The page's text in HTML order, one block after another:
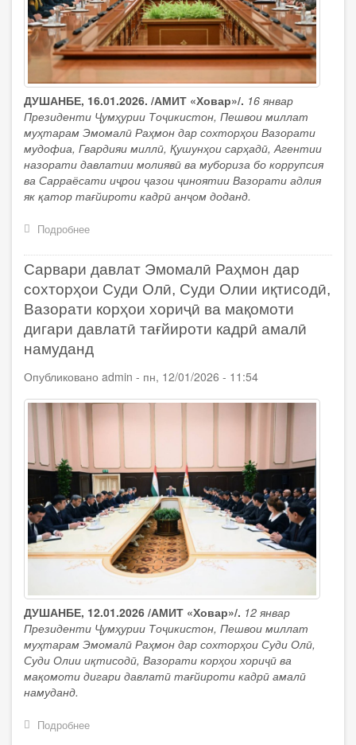
ДУШАНБЕ, 16.01.2026. /АМИТ «Ховар»/. 16 январ
Президенти Ҷумҳурии Тоҷикистон, Пешвои миллат
муҳтарам Эмомалӣ Раҳмон дар сохторҳои Вазорати
мудофиа, Гвардияи миллӣ, Қушунҳои сарҳадӣ, Агентии
назорати давлатии молиявӣ ва мубориза бо коррупсия
ва Сарраёсати иҷрои ҷазои ҷиноятии Вазорати адлия
як қатор тағйироти кадрӣ анҷом доданд.
Подробнее
давлат
Эмомалӣ
Раҳмон
сохторҳои
қудратӣ
тағйироти
кадрӣ
анҷом
Сарвари давлат Эмомалӣ Раҳмон дар
сохторҳои Суди Олӣ, Суди Олии иқтисодӣ,
Вазорати корҳои хориҷӣ ва мақомоти
дигари давлатӣ тағйироти кадрӣ амалӣ
намуданд
Опубликовано admin - пн, 12/01/2026 - 11:54
ДУШАНБЕ, 12.01.2026 /АМИТ «Ховар»/. 12 январ
Президенти Ҷумҳурии Тоҷикистон, Пешвои миллат
муҳтарам Эмомалӣ Раҳмон дар сохторҳои Суди Олӣ,
Суди Олии иқтисодӣ, Вазорати корҳои хориҷӣ ва
мақомоти дигари давлатӣ тағйироти кадрӣ амалӣ
намуданд.
Подробнее